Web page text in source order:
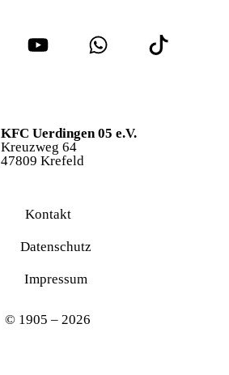
KFC Uerdingen 05 e.V.
Kreuzweg 64
47809 Krefeld
Kontakt
Datenschutz
Impressum
© 1905 – 2026